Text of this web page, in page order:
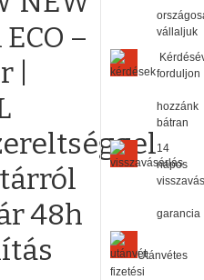
ECO –
|
48h
vállaljuk
forduljon
hozzánk
bátran
14
napos
garancia
Utánvétes
fizetési